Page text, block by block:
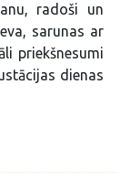
radoši un
sarunas ar
priekšnesumi
dienas